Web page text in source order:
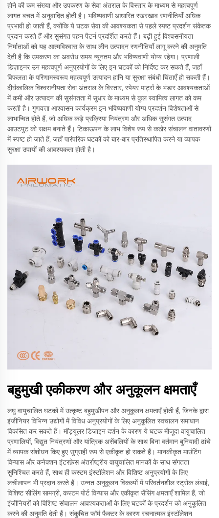
होने की कम संख्या और उपकरण के सेवा अंतराल के विस्तार के माध्यम से महत्वपूर्ण
लागत बचत में अनुवादित होती है। भविष्यवाणी आधारित रखरखाव रणनीतियाँ अधिक
प्रभावी हो जाती हैं, क्योंकि ये घटक सेवा की आवश्यकता से पहले स्पष्ट प्रदर्शन संकेतक
प्रदान करते हैं और सुसंगत पहन पैटर्न प्रदर्शित करते हैं। बढ़ी हुई विश्वसनीयता
निर्माताओं को यह आत्मविश्वास के साथ लीन उत्पादन रणनीतियाँ लागू करने की अनुमति
देती है कि उपकरण का अवरोध समय न्यूनतम और भविष्यवाणी योग्य रहेगा। प्रणाली
डिज़ाइनर उन महत्वपूर्ण अनुप्रयोगों के लिए इन घटकों को निर्दिष्ट कर सकते हैं, जहाँ
विफलता के परिणामस्वरूप महत्वपूर्ण उत्पादन हानि या सुरक्षा संबंधी चिंताएँ हो सकती हैं।
दीर्घकालिक विश्वसनीयता सेवा अंतराल के विस्तार, स्पेयर पार्ट्स के भंडार आवश्यकताओं
में कमी और उत्पादन की सुसंगतता में सुधार के माध्यम से कुल स्वामित्व लागत को कम
करती है। गुणवत्ता आश्वासन कार्यक्रम इन भविष्यवाणी योग्य प्रदर्शन विशेषताओं से
लाभान्वित होते हैं, जो अधिक कड़े प्रक्रिया नियंत्रण और अधिक सुसंगत उत्पाद
आउटपुट को सक्षम बनाते हैं। टिकाऊपन के लाभ विशेष रूप से कठोर संचालन वातावरणों
में स्पष्ट हो जाते हैं, जहाँ पारंपरिक घटकों को बार-बार प्रतिस्थापित करने या व्यापक
सुरक्षा उपायों की आवश्यकता होती है।
बहुमुखी एकीकरण और अनुकूलन क्षमताएँ
लघु वायुचालित घटकों में उत्कृष्ट बहुमुखीपन और अनुकूलन क्षमताएँ होती हैं, जिनके द्वारा
इंजीनियर विभिन्न उद्योगों में विविध अनुप्रयोगों के लिए अनुकूलित स्वचालन समाधान
विकसित कर सकते हैं। मॉड्यूलर डिज़ाइन दर्शन के कारण ये घटक मौजूदा वायुचालित
प्रणालियों, विद्युत नियंत्रणों और यांत्रिक असेंबलियों के साथ बिना वर्तमान बुनियादी ढांचे
में व्यापक संशोधन किए हुए सुग्राही रूप से एकीकृत हो सकते हैं। मानकीकृत माउंटिंग
विन्यास और कनेक्शन इंटरफ़ेस अंतर्राष्ट्रीय वायुचालित मानकों के साथ संगतता
सुनिश्चित करते हैं, साथ ही कस्टम इंस्टॉलेशन और विशिष्ट अनुप्रयोगों के लिए
लचीलापन भी प्रदान करते हैं। उन्नत अनुकूलन विकल्पों में परिवर्तनशील स्ट्रोक लंबाई,
विशिष्ट सीलिंग सामग्री, कस्टम पोर्ट विन्यास और एकीकृत सेंसिंग क्षमताएँ शामिल हैं, जो
इंजीनियरों को विशिष्ट संचालन आवश्यकताओं के लिए घटकों के प्रदर्शन को अनुकूलित
करने की अनुमति देती हैं। संकुचित फॉर्म फैक्टर के कारण रचनात्मक इंस्टॉलेशन